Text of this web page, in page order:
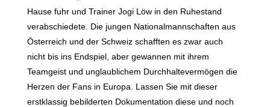
Hause fuhr und Trainer Jogi Löw in den Ruhestand
verabschiedete. Die jungen Nationalmannschaften aus
Österreich und der Schweiz schafften es zwar auch
nicht bis ins Endspiel, aber gewannen mit ihrem
Teamgeist und unglaublichem Durchhaltevermögen die
Herzen der Fans in Europa. Lassen Sie mit dieser
erstklassig bebilderten Dokumentation diese und noch